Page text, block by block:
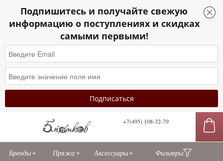
Подпишитесь и получайте свежую
информацию о поступлениях и скидках
самыми первыми!
+7(495) 108-32-79
Бренды Пряжа Аксессуары Фильтры